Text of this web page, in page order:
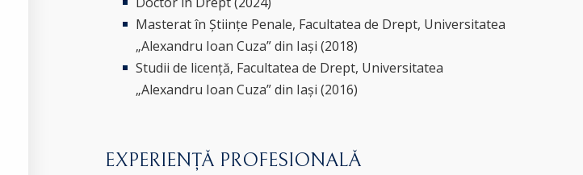
Masterat în Științe Penale, Facultatea de Drept, Universitatea
„Alexandru Ioan Cuza” din Iași (2018)
Studii de licență, Facultatea de Drept, Universitatea
„Alexandru Ioan Cuza” din Iași (2016)
EXPERIENȚĂ PROFESIONALĂ